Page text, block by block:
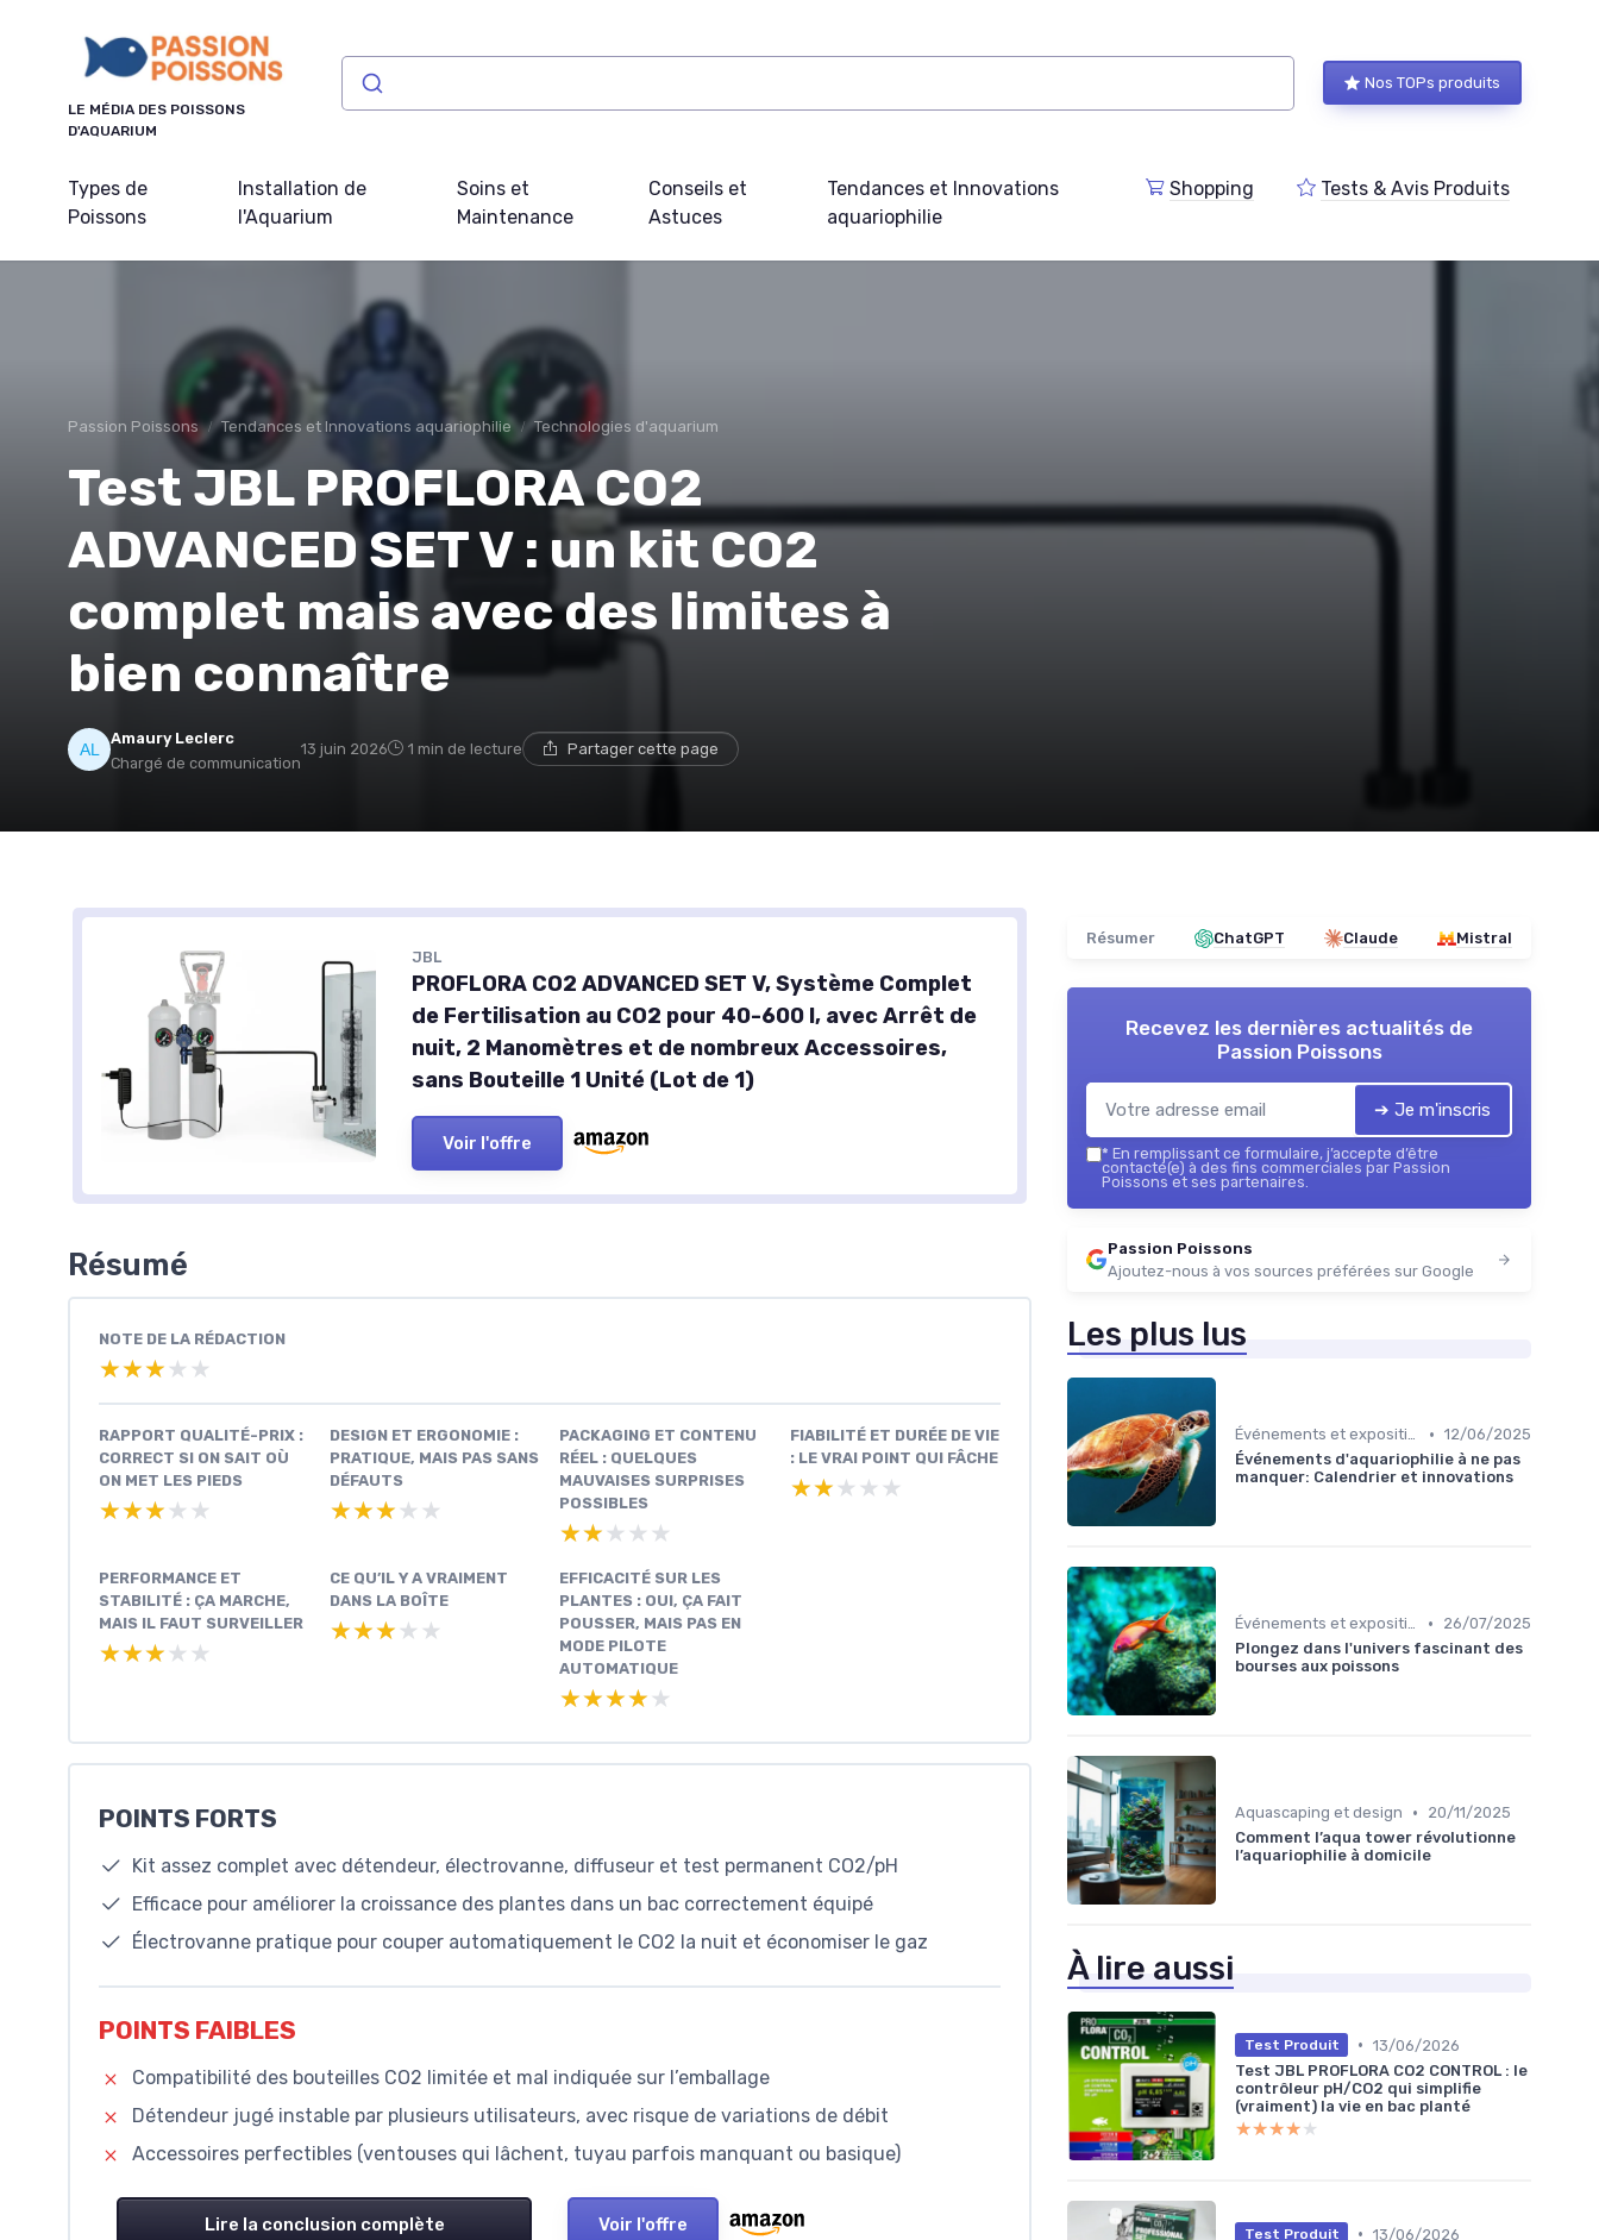
LE MÉDIA DES POISSONS
D'AQUARIUM
Nos TOPs produits
Types de
Poissons
Installation de
l'Aquarium
Soins et
Maintenance
Conseils et
Astuces
Tendances et Innovations
aquariophilie
Shopping Tests & Avis Produits
Passion Poissons Tendances et Innovations aquariophilie Technologies d'aquarium
Test JBL PROFLORA CO2
ADVANCED SET V : un kit CO2
complet mais avec des limites à
bien connaître
Amaury Leclerc
Chargé de communication
13 juin 2026 1 min de lecture Partager cette page
JBL
PROFLORA CO2 ADVANCED SET V, Système Complet
de Fertilisation au CO2 pour 40-600 l, avec Arrêt de
nuit, 2 Manomètres et de nombreux Accessoires,
sans Bouteille 1 Unité (Lot de 1)
Voir l'offre
Résumé
NOTE DE LA RÉDACTION
★★★★★
★★★★★
RAPPORT QUALITÉ-PRIX :
CORRECT SI ON SAIT OÙ
ON MET LES PIEDS
★★★★★
★★★★★
DESIGN ET ERGONOMIE :
PRATIQUE, MAIS PAS SANS
DÉFAUTS
★★★★★
★★★★★
PACKAGING ET CONTENU
RÉEL : QUELQUES
MAUVAISES SURPRISES
POSSIBLES
★★★★★
★★★★★
FIABILITÉ ET DURÉE DE VIE
: LE VRAI POINT QUI FÂCHE
★★★★★
★★★★★
PERFORMANCE ET
STABILITÉ : ÇA MARCHE,
MAIS IL FAUT SURVEILLER
★★★★★
★★★★★
CE QU’IL Y A VRAIMENT
DANS LA BOÎTE
★★★★★
★★★★★
EFFICACITÉ SUR LES
PLANTES : OUI, ÇA FAIT
POUSSER, MAIS PAS EN
MODE PILOTE
AUTOMATIQUE
★★★★★
★★★★★
POINTS FORTS
Kit assez complet avec détendeur, électrovanne, diffuseur et test permanent CO2/pH
Efficace pour améliorer la croissance des plantes dans un bac correctement équipé
Électrovanne pratique pour couper automatiquement le CO2 la nuit et économiser le gaz
POINTS FAIBLES
Compatibilité des bouteilles CO2 limitée et mal indiquée sur l’emballage
Détendeur jugé instable par plusieurs utilisateurs, avec risque de variations de débit
Accessoires perfectibles (ventouses qui lâchent, tuyau parfois manquant ou basique)
Lire la conclusion complète Voir l'offre
Résumer ChatGPT Claude Mistral
Recevez les dernières actualités de
Passion Poissons
➔ Je m'inscris
* En remplissant ce formulaire, j’accepte d’être
contacté(e) à des fins commerciales par Passion
Poissons et ses partenaires.
Passion Poissons
Ajoutez-nous à vos sources préférées sur Google
Les plus lus
Événements et expositions • 12/06/2025
Événements d'aquariophilie à ne pas
manquer: Calendrier et innovations
Événements et expositions •
26/07/2025
Plongez dans l'univers fascinant des
bourses aux poissons
Aquascaping et design •
20/11/2025
Comment l’aqua tower révolutionne
l’aquariophilie à domicile
À lire aussi
Test Produit • 13/06/2026
Test JBL PROFLORA CO2 CONTROL : le
contrôleur pH/CO2 qui simplifie
(vraiment) la vie en bac planté
★★★★★
★★★★★
Test Produit • 13/06/2026